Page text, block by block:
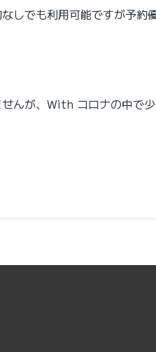
しでも利用可能ですが予約
が、With コロナの中で